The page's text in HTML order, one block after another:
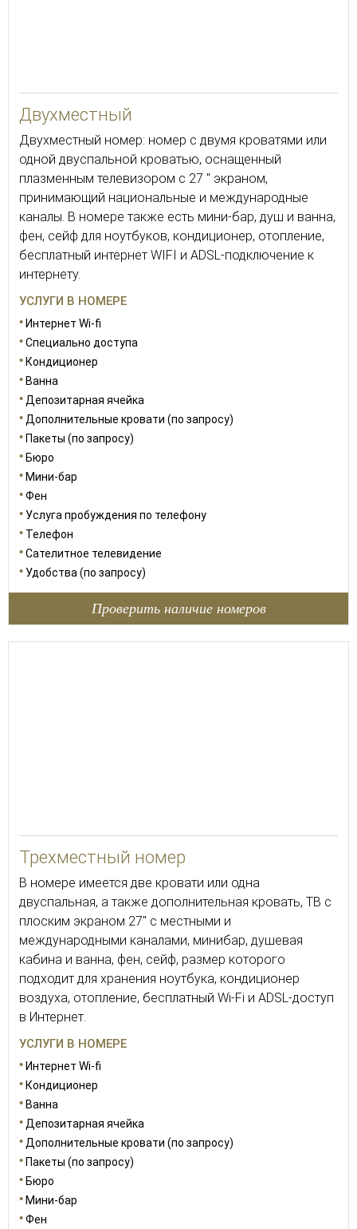
Двухместный
Двухместный номер: номер с двумя кроватями или
одной двуспальной кроватью, оснащенный
плазменным телевизором с 27 " экраном,
принимающий национальные и международные
каналы. В номере также есть мини-бар, душ и ванна,
фен, сейф для ноутбуков, кондиционер, отопление,
бесплатный интернет WIFI и ADSL-подключение к
интернету.
УСЛУГИ В НОМЕРЕ
Интернет Wi-fi
Специально доступа
Кондиционер
Ванна
Депозитарная ячейка
Дополнительные кровати (по запросу)
Пакеты (по запросу)
Бюро
Мини-бар
Фен
Услуга пробуждения по телефону
Телефон
Сателитное телевидение
Удобства (по запросу)
Проверить наличие номеров
Трехместный номер
В номере имеется две кровати или одна
двуспальная, а также дополнительная кровать, ТВ с
плоским экраном 27" с местными и
международными каналами, минибар, душевая
кабина и ванна, фен, сейф, размер которого
подходит для хранения ноутбука, кондиционер
воздуха, отопление, бесплатный Wi-Fi и ADSL-доступ
в Интернет.
УСЛУГИ В НОМЕРЕ
Интернет Wi-fi
Кондиционер
Ванна
Депозитарная ячейка
Дополнительные кровати (по запросу)
Пакеты (по запросу)
Бюро
Мини-бар
Фен